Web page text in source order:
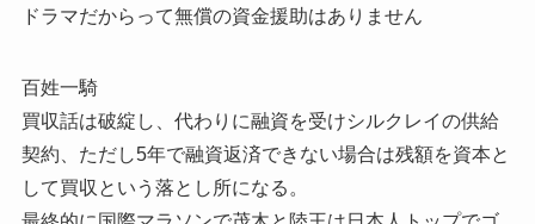
ドラマだからって無償の資金援助はありません
百姓一騎
買収話は破綻し、代わりに融資を受けシルクレイの供給
契約、ただし5年で融資返済できない場合は残額を資本と
して買収という落とし所になる。